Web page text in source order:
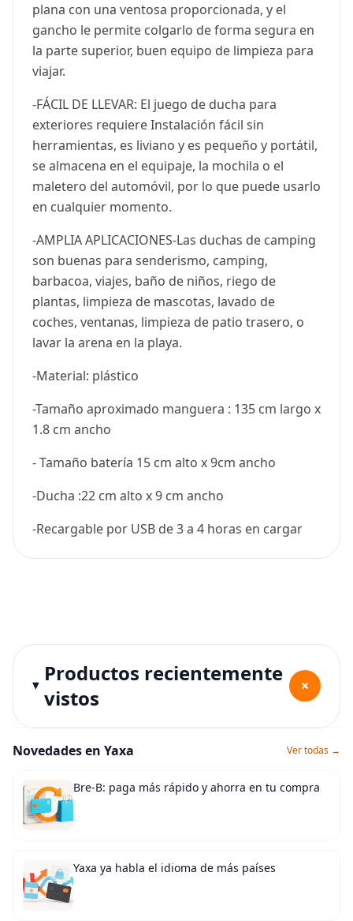
plana con una ventosa proporcionada, y el
gancho le permite colgarlo de forma segura en
la parte superior, buen equipo de limpieza para
viajar.
-FÁCIL DE LLEVAR: El juego de ducha para
exteriores requiere Instalación fácil sin
herramientas, es liviano y es pequeño y portátil,
se almacena en el equipaje, la mochila o el
maletero del automóvil, por lo que puede usarlo
en cualquier momento.
-AMPLIA APLICACIONES-Las duchas de camping
son buenas para senderismo, camping,
barbacoa, viajes, baño de niños, riego de
plantas, limpieza de mascotas, lavado de
coches, ventanas, limpieza de patio trasero, o
lavar la arena en la playa.
-Material: plástico
-Tamaño aproximado manguera : 135 cm largo x
1.8 cm ancho
- Tamaño batería 15 cm alto x 9cm ancho
-Ducha :22 cm alto x 9 cm ancho
-Recargable por USB de 3 a 4 horas en cargar
Productos recientemente
vistos
+
Novedades en Yaxa Ver todas →
Bre-B: paga más rápido y ahorra en tu compra
Yaxa ya habla el idioma de más países